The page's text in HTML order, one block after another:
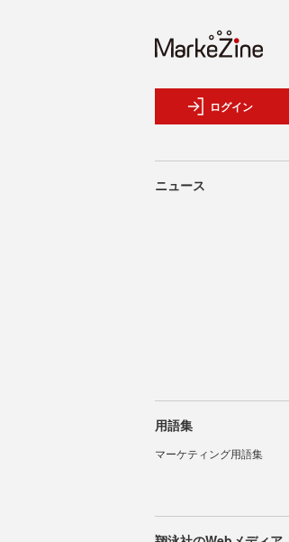
ログイン
ニュース
用語集
マーケティング用語集